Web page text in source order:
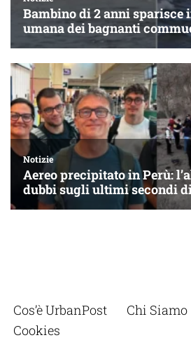
Cos’è UrbanPost Chi Siamo
Cookies